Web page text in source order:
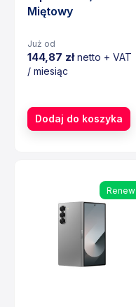
Miętowy
Już od
144,87 złnetto + VAT
/ miesiąc
Dodaj do koszyka
Renew